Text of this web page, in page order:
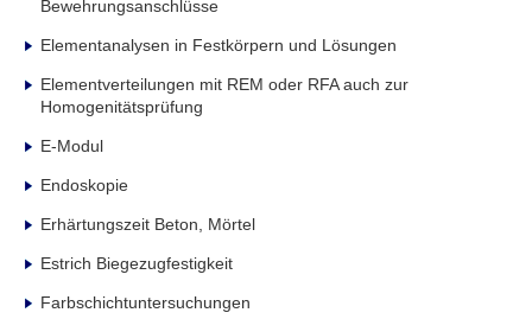
Bewehrungsanschlüsse
Elementanalysen in Festkörpern und Lösungen
Elementverteilungen mit REM oder RFA auch zur
Homogenitätsprüfung
E-Modul
Endoskopie
Erhärtungszeit Beton, Mörtel
Estrich Biegezugfestigkeit
Farbschichtuntersuchungen